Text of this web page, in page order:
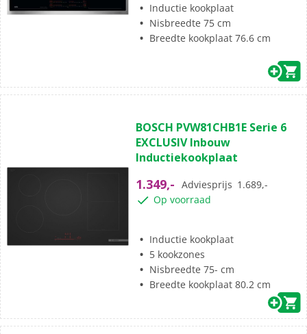
Inductie kookplaat
Nisbreedte 75 cm
Breedte kookplaat 76.6 cm
van
de
5
2
beoordelingen
BOSCH PVW81CHB1E Serie 6
EXCLUSIV Inbouw
Inductiekookplaat
1.349,- Adviesprijs 1.689,-
Op voorraad
Inductie kookplaat
5 kookzones
Nisbreedte 75- cm
Breedte kookplaat 80.2 cm